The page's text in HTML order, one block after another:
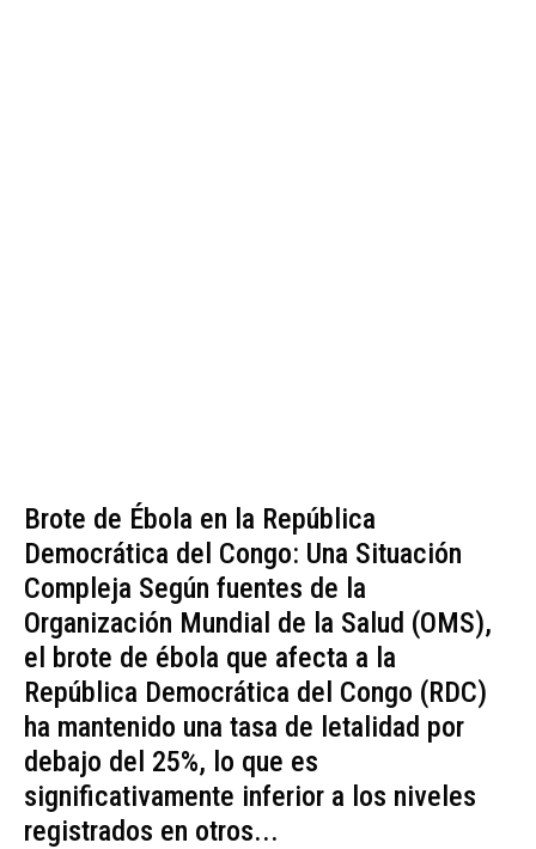
Brote de Ébola en la República
Democrática del Congo: Una Situación
Compleja Según fuentes de la
Organización Mundial de la Salud (OMS),
el brote de ébola que afecta a la
República Democrática del Congo (RDC)
ha mantenido una tasa de letalidad por
debajo del 25%, lo que es
significativamente inferior a los niveles
registrados en otros...